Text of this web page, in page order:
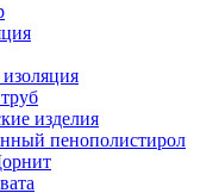
изделия
пенополистирол